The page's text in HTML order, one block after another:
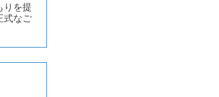
。
家
りを提
式なご